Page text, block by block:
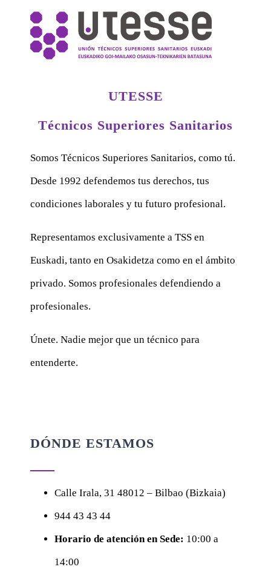
UTESSE
Técnicos Superiores Sanitarios
Somos Técnicos Superiores Sanitarios, como tú.
Desde 1992 defendemos tus derechos, tus
condiciones laborales y tu futuro profesional.
Representamos exclusivamente a TSS en
Euskadi, tanto en Osakidetza como en el ámbito
privado. Somos profesionales defendiendo a
profesionales.
Únete. Nadie mejor que un técnico para
entenderte.
DÓNDE ESTAMOS
Calle Irala, 31 48012 – Bilbao (Bizkaia)
944 43 43 44
Horario de atención en Sede: 10:00 a
14:00